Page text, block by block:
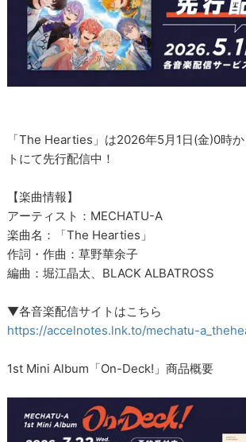
「The Hearties」は2026年5月1日(金)0時
トにて先行配信中！
【楽曲情報】
アーティスト：MECHATU-A
楽曲名：「The Hearties」
作詞・作曲：草野華余子
編曲：堀江晶太、BLACK ALBATROSS
▼各音楽配信サイトはこちら
https://accelnotes.lnk.to/mechatu-
1st Mini Album「On-Deck!」商品概要